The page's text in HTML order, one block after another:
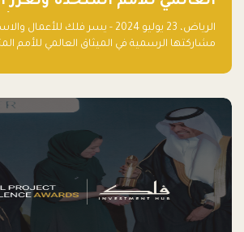
بالاستدامة مع مسرعة
المناخ
الرياض، 23 يوليو 2024 - يسر فلك